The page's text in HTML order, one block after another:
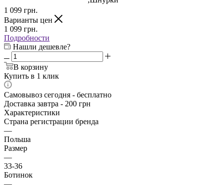
1 099 грн.
Варианты цен
1 099 грн.
Подробности
Нашли дешевле?
В корзину
Купить в 1 клик
Самовывоз сегодня - бесплатно
Доставка завтра - 200 грн
Характеристики
Страна регистрации бренда
—
Польша
Размер
—
33-36
Ботинок